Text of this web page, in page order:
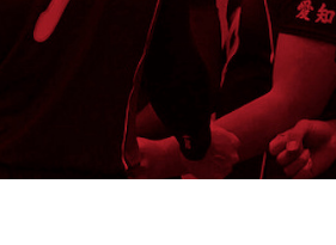
Vリーグ